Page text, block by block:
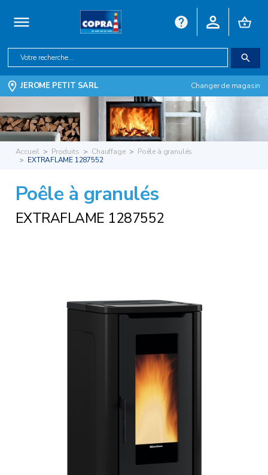
JEROME PETIT SARL Changer de magasin
Accueil Produits Chauffage
Poêle à granulés
EXTRAFLAME 1287552
Poêle à granulés
EXTRAFLAME 1287552